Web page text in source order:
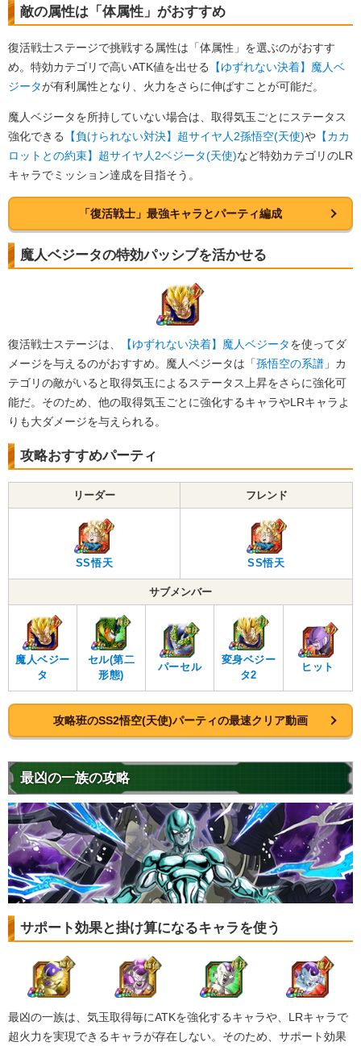
敵の属性は「体属性」がおすすめ
復活戦士ステージで挑戦する属性は「体属性」を選ぶのがおすす
め。特効カテゴリで高いATK値を出せる
【ゆずれない決着】魔人ベ
ジータが有利属性となり、火力をさらに伸ばすことが可能だ。
魔人ベジータを所持していない場合は、取得気玉ごとにステータス
強化できる
【負けられない対決】超サイヤ人2孫悟空(天使)や 【カカ
ロットとの約束】超サイヤ人2ベジータ(天使)など特効カテゴリのLR
キャラでミッション達成を目指そう。
「復活戦士」最強キャラとパーティ編成
魔人ベジータの特効パッシブを活かせる
復活戦士ステージは、 【ゆずれない決着】魔人ベジータを使ってダ
メージを与えるのがおすすめ。魔人ベジータは「孫悟空の系譜 」カ
テゴリの敵がいると取得気玉によるステータス上昇をさらに強化可
能だ。そのため、他の取得気玉ごとに強化するキャラやLRキャラよ
りも大ダメージを与えられる。
攻略おすすめパーティ
リーダー フレンド
SS悟天 SS悟天
サブメンバー
魔人ベジー
タ
セル(第二
形態)
パーセル
変身ベジー
タ2
ヒット
攻略班のSS2悟空(天使)パーティの最速クリア動画
最凶の一族の攻略
サポート効果と掛け算になるキャラを使う
最凶の一族は、気玉取得毎にATKを強化するキャラや、LRキャラで
超火力を実現できるキャラが存在しない。そのため、サポート効果